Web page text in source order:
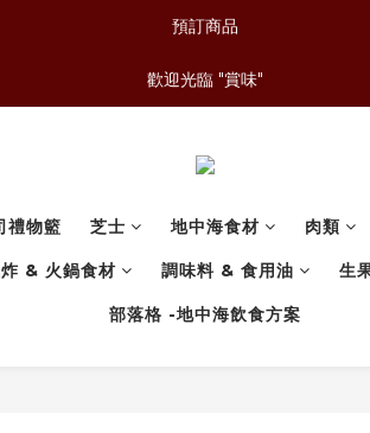
預訂商品
歡迎光臨 "賞味"
禮物籃 芝士 地中海食材 肉類
& 火鍋食材 調味料 & 食用油 生
部落格 -地中海飲食方案